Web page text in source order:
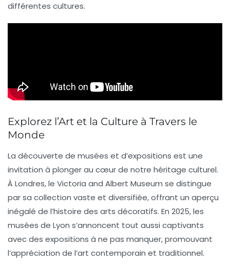
différentes cultures.
Explorez l’Art et la Culture à Travers le
Monde
La découverte de musées et d’expositions est une
invitation à plonger au cœur de notre héritage culturel.
À Londres, le Victoria and Albert Museum se distingue
par sa collection vaste et diversifiée, offrant un aperçu
inégalé de l’histoire des arts décoratifs. En 2025, les
musées de Lyon s’annoncent tout aussi captivants
avec des expositions à ne pas manquer, promouvant
l’appréciation de l’art contemporain et traditionnel.